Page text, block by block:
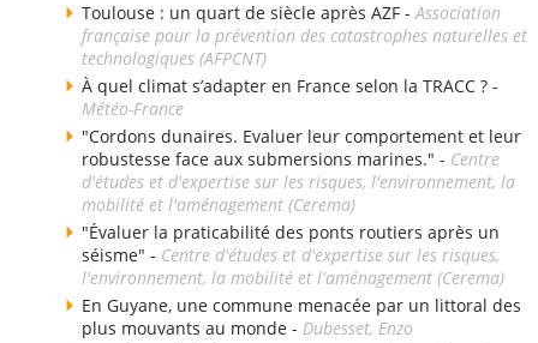
Toulouse : un quart de siècle après AZF -Association
française pour la prévention des catastrophes naturelles et
technologiques (AFPCNT)
À quel climat s’adapter en France selon la TRACC ? -
Météo-France
"Cordons dunaires. Evaluer leur comportement et leur
robustesse face aux submersions marines." - Centre
d'études et d'expertise sur les risques, l'environnement, la
mobilité et l'aménagement (Cerema)
"Évaluer la praticabilité des ponts routiers après un
séisme" - Centre d'études et d'expertise sur les risques,
l'environnement, la mobilité et l'aménagement (Cerema)
En Guyane, une commune menacée par un littoral des
plus mouvants au monde - Dubesset, Enzo